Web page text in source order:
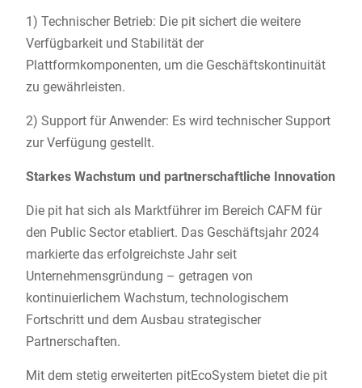
1) Technischer Betrieb: Die pit sichert die weitere
Verfügbarkeit und Stabilität der
Plattformkomponenten, um die Geschäftskontinuität
zu gewährleisten.
2) Support für Anwender: Es wird technischer Support
zur Verfügung gestellt.
Starkes Wachstum und partnerschaftliche Innovation
Die pit hat sich als Marktführer im Bereich CAFM für
den Public Sector etabliert. Das Geschäftsjahr 2024
markierte das erfolgreichste Jahr seit
Unternehmensgründung – getragen von
kontinuierlichem Wachstum, technologischem
Fortschritt und dem Ausbau strategischer
Partnerschaften.
Mit dem stetig erweiterten pitEcoSystem bietet die pit